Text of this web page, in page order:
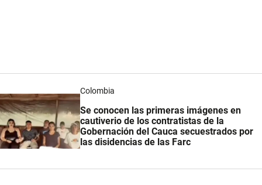
Colombia
Se conocen las primeras imágenes en
cautiverio de los contratistas de la
Gobernación del Cauca secuestrados por
las disidencias de las Farc